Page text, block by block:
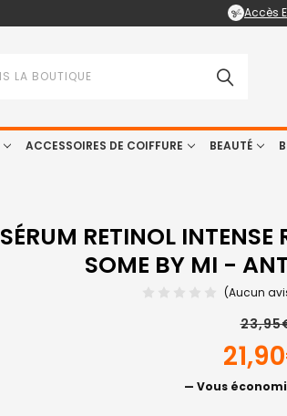
Accès
ACCESSOIRES DE COIFFURE BEAUTÉ
SÉRUM RETINOL
SOME BY MI -
(Aucun
— Vous